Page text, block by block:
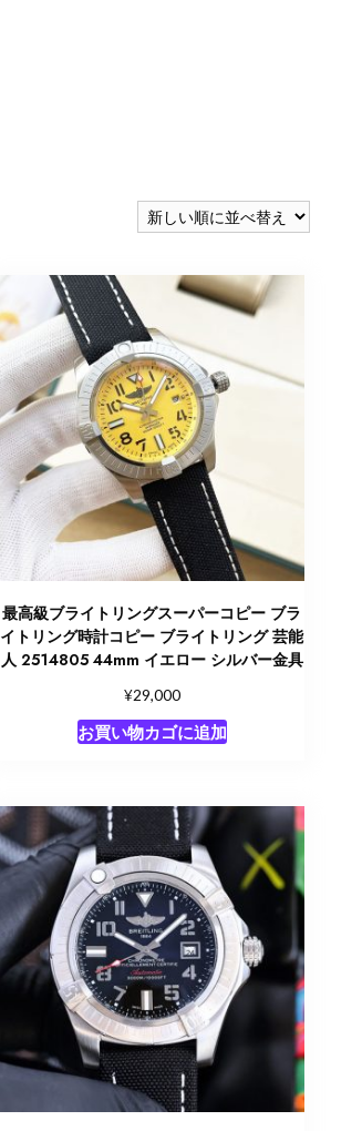
最高級ブライトリングスーパーコピー ブラ
イトリング時計コピー ブライトリング 芸能
人 2514805 44mm イエロー シルバー金具
¥29,000
お買い物カゴに追加